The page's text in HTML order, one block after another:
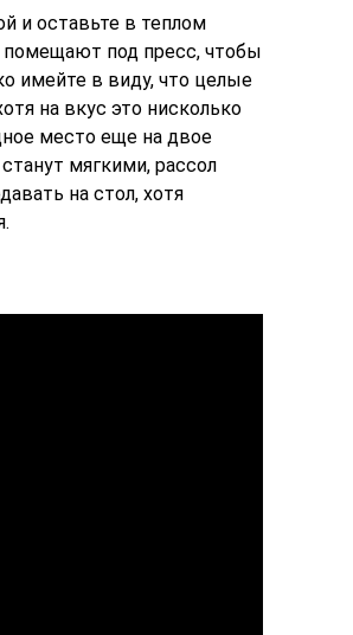
и оставьте в теплом
помещают под пресс, чтобы
имейте в виду, что целые
на вкус это нисколько
место еще на двое
мягкими, рассол
на стол, хотя